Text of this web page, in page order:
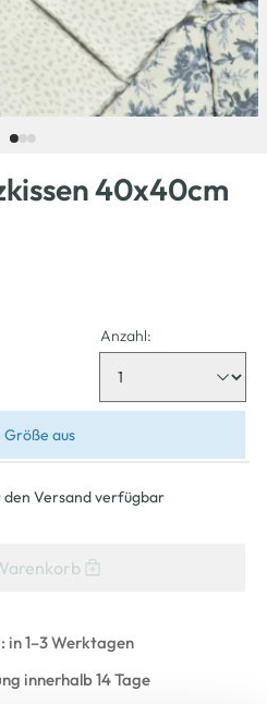
40x40cm
Anzahl:
Größe aus
Versand verfügbar
in 1–3 Werktagen
innerhalb 14 Tage